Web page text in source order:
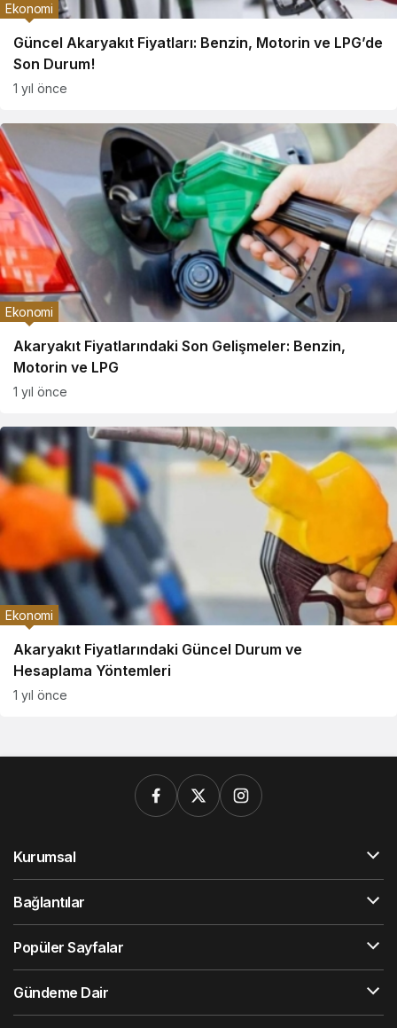
Güncel Akaryakıt Fiyatları: Benzin, Motorin ve LPG’de
Son Durum!
Ekonomi
1 yıl önce
Akaryakıt Fiyatlarındaki Son Gelişmeler: Benzin,
Motorin ve LPG
Ekonomi
1 yıl önce
Akaryakıt Fiyatlarındaki Güncel Durum ve
Hesaplama Yöntemleri
Ekonomi
1 yıl önce
Kurumsal
Bağlantılar
Popüler Sayfalar
Gündeme Dair